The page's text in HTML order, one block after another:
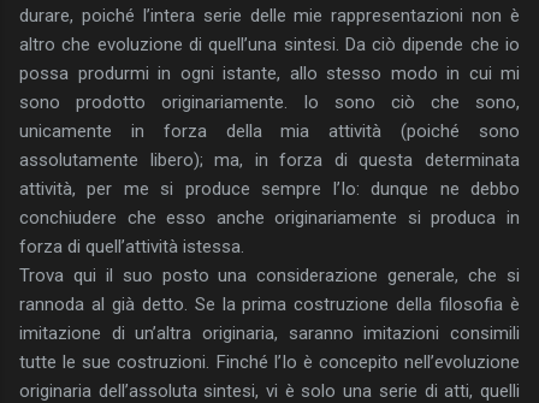
durare, poiché l’intera serie delle mie rappresentazioni non è
altro che evoluzione di quell’una sintesi. Da ciò dipende che io
possa produrmi in ogni istante, allo stesso modo in cui mi
sono prodotto originariamente. Io sono ciò che sono,
unicamente in forza della mia attività (poiché sono
assolutamente libero); ma, in forza di questa determinata
attività, per me si produce sempre l’Io: dunque ne debbo
conchiudere che esso anche originariamente si produca in
forza di quell’attività istessa.
Trova qui il suo posto una considerazione generale, che si
rannoda al già detto. Se la prima costruzione della filosofia è
imitazione di un’altra originaria, saranno imitazioni consimili
tutte le sue costruzioni. Finché l’Io è concepito nell’evoluzione
originaria dell’assoluta sintesi, vi è solo una serie di atti, quelli